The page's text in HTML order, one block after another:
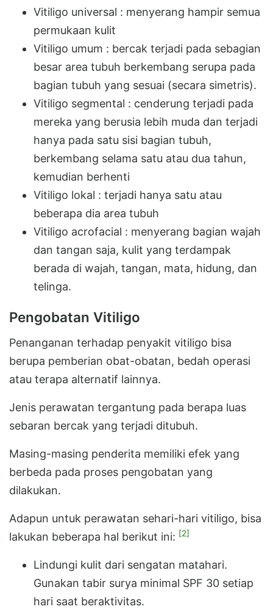
Vitiligo universal : menyerang hampir semua
permukaan kulit
Vitiligo umum : bercak terjadi pada sebagian
besar area tubuh berkembang serupa pada
bagian tubuh yang sesuai (secara simetris).
Vitiligo segmental : cenderung terjadi pada
mereka yang berusia lebih muda dan terjadi
hanya pada satu sisi bagian tubuh,
berkembang selama satu atau dua tahun,
kemudian berhenti
Vitiligo lokal : terjadi hanya satu atau
beberapa dia area tubuh
Vitiligo acrofacial : menyerang bagian wajah
dan tangan saja, kulit yang terdampak
berada di wajah, tangan, mata, hidung, dan
telinga.
Pengobatan Vitiligo
Penanganan terhadap penyakit vitiligo bisa
berupa pemberian obat-obatan, bedah operasi
atau terapa alternatif lainnya.
Jenis perawatan tergantung pada berapa luas
sebaran bercak yang terjadi ditubuh.
Masing-masing penderita memiliki efek yang
berbeda pada proses pengobatan yang
dilakukan.
Adapun untuk perawatan sehari-hari vitiligo, bisa
lakukan beberapa hal berikut ini: [2]
Lindungi kulit dari sengatan matahari.
Gunakan tabir surya minimal SPF 30 setiap
hari saat beraktivitas.